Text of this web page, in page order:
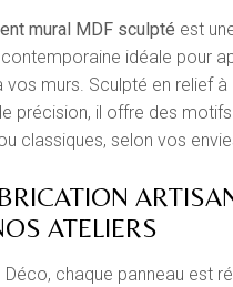
mural MDF sculpté est
idéale pour
murs. Sculpté en relief à
précision, il offre des motifs
classiques, selon vos
ATELIERS
Déco, chaque panneau est